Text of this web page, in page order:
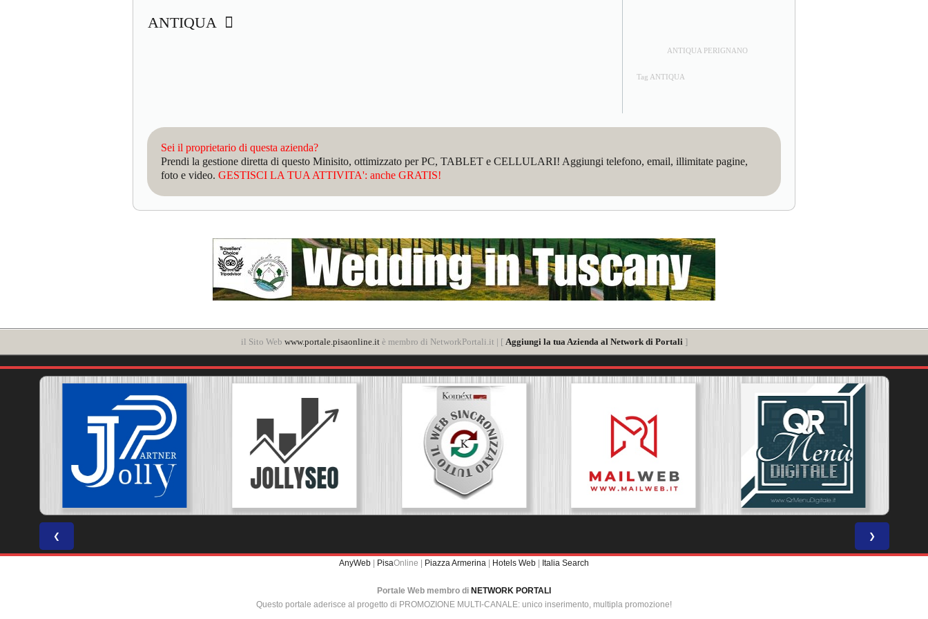
ANTIQUA
ANTIQUA PERIGNANO
Tag ANTIQUA
Sei il proprietario di questa azienda?
Prendi la gestione diretta di questo Minisito, ottimizzato per PC, TABLET e CELLULARI! Aggiungi telefono, email, illimitate pagine,
foto e video. GESTISCI LA TUA ATTIVITA': anche GRATIS!
il Sito Web www.portale.pisaonline.itè membro di NetworkPortali.it | [ Aggiungi la tua Azienda al Network di Portali ]
❮ ❯
AnyWeb | PisaOnline | Piazza Armerina | Hotels Web | Italia Search
Portale Web membro di NETWORK PORTALI
Questo portale aderisce al progetto di PROMOZIONE MULTI-CANALE: unico inserimento, multipla promozione!